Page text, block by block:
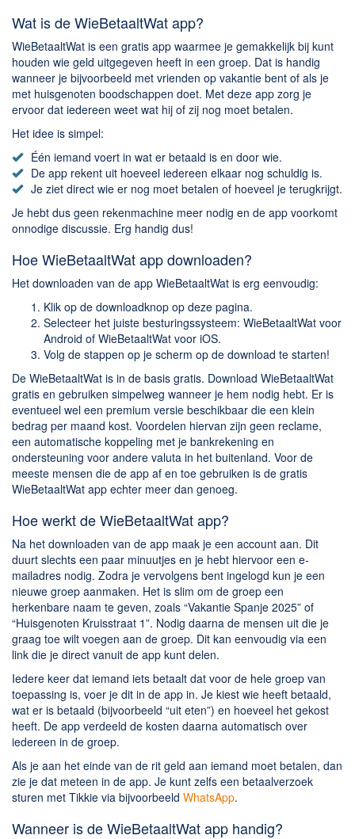
Wat is de WieBetaaltWat app?
WieBetaaltWat is een gratis app waarmee je gemakkelijk bij kunt
houden wie geld uitgegeven heeft in een groep. Dat is handig
wanneer je bijvoorbeeld met vrienden op vakantie bent of als je
met huisgenoten boodschappen doet. Met deze app zorg je
ervoor dat iedereen weet wat hij of zij nog moet betalen.
Het idee is simpel:
Één iemand voert in wat er betaald is en door wie.
De app rekent uit hoeveel iedereen elkaar nog schuldig is.
Je ziet direct wie er nog moet betalen of hoeveel je terugkrijgt.
Je hebt dus geen rekenmachine meer nodig en de app voorkomt
onnodige discussie. Erg handig dus!
Hoe WieBetaaltWat app downloaden?
Het downloaden van de app WieBetaaltWat is erg eenvoudig:
Klik op de downloadknop op deze pagina.
Selecteer het juiste besturingssysteem: WieBetaaltWat voor
Android of WieBetaaltWat voor iOS.
Volg de stappen op je scherm op de download te starten!
De WieBetaaltWat is in de basis gratis. Download WieBetaaltWat
gratis en gebruiken simpelweg wanneer je hem nodig hebt. Er is
eventueel wel een premium versie beschikbaar die een klein
bedrag per maand kost. Voordelen hiervan zijn geen reclame,
een automatische koppeling met je bankrekening en
ondersteuning voor andere valuta in het buitenland. Voor de
meeste mensen die de app af en toe gebruiken is de gratis
WieBetaaltWat app echter meer dan genoeg.
Hoe werkt de WieBetaaltWat app?
Na het downloaden van de app maak je een account aan. Dit
duurt slechts een paar minuutjes en je hebt hiervoor een e-
mailadres nodig. Zodra je vervolgens bent ingelogd kun je een
nieuwe groep aanmaken. Het is slim om de groep een
herkenbare naam te geven, zoals “Vakantie Spanje 2025” of
“Huisgenoten Kruisstraat 1”. Nodig daarna de mensen uit die je
graag toe wilt voegen aan de groep. Dit kan eenvoudig via een
link die je direct vanuit de app kunt delen.
Iedere keer dat iemand iets betaalt dat voor de hele groep van
toepassing is, voer je dit in de app in. Je kiest wie heeft betaald,
wat er is betaald (bijvoorbeeld “uit eten”) en hoeveel het gekost
heeft. De app verdeeld de kosten daarna automatisch over
iedereen in de groep.
Als je aan het einde van de rit geld aan iemand moet betalen, dan
zie je dat meteen in de app. Je kunt zelfs een betaalverzoek
sturen met Tikkie via bijvoorbeeld WhatsApp.
Wanneer is de WieBetaaltWat app handig?